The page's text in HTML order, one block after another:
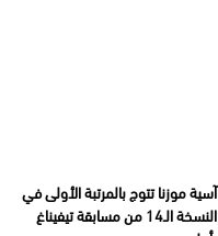
آسية موزنا تتوج بالمرتبة الأولى في
النسخة الـ14 من مسابقة تيفيناغ